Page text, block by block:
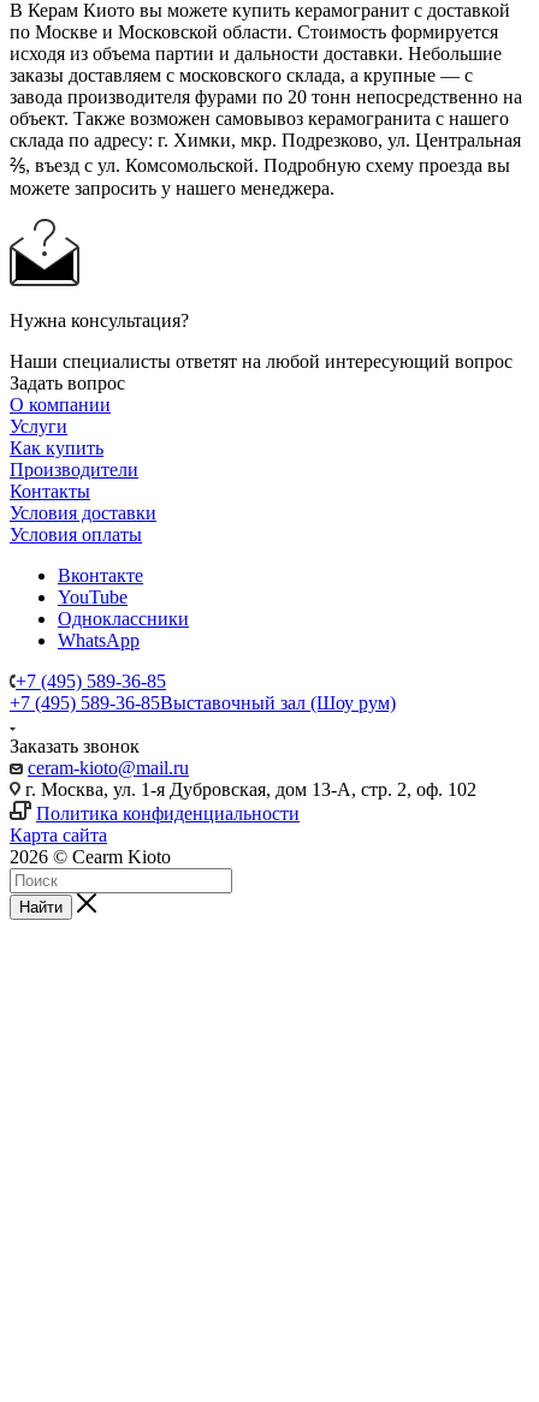
В Керам Киото вы можете купить керамогранит с доставкой
по Москве и Московской области. Стоимость формируется
исходя из объема партии и дальности доставки. Небольшие
заказы доставляем с московского склада, а крупные — с
завода производителя фурами по 20 тонн непосредственно на
объект. Также возможен самовывоз керамогранита с нашего
склада по адресу: г. Химки, мкр. Подрезково, ул. Центральная
⅖, въезд с ул. Комсомольской. Подробную схему проезда вы
можете запросить у нашего менеджера.
Нужна консультация?
Наши специалисты ответят на любой интересующий вопрос
Задать вопрос
О компании
Услуги
Как купить
Производители
Контакты
Условия доставки
Условия оплаты
Вконтакте
YouTube
Одноклассники
WhatsApp
+7 (495) 589-36-85
+7 (495) 589-36-85Выставочный зал (Шоу рум)
Заказать звонок
ceram-kioto@mail.ru
г. Москва, ул. 1-я Дубровская, дом 13-А, стр. 2, оф. 102
Политика конфиденциальности
Карта сайта
2026 © Cearm Kioto
Найти